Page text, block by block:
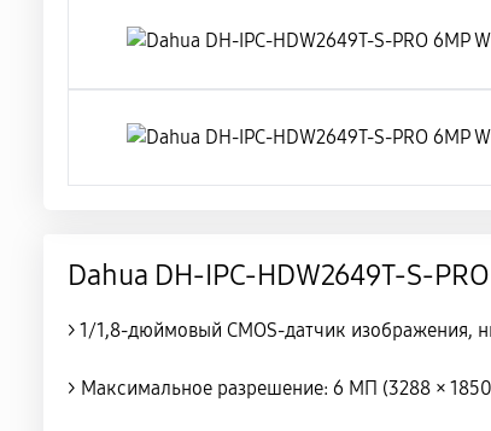
Dahua DH-IPC-HDW2649T-S-
> 1/1,8-дюймовый CMOS-датчик изображения,
> Максимальное разрешение: 6 МП (3288 ×